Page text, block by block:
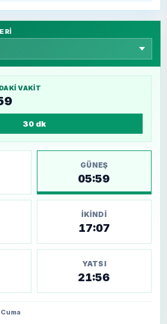
VAKIT
30 dk
GÜNEŞ
05:59
İKINDI
17:07
YATSI
21:56